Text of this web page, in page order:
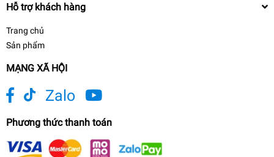
Hỗ trợ khách hàng
Trang chủ
Sản phẩm
MẠNG XÃ HỘI
Zalo
Phương thức thanh toán